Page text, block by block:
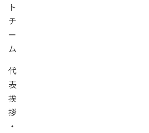
ト
チ
ー
ム
代
表
挨
拶
・